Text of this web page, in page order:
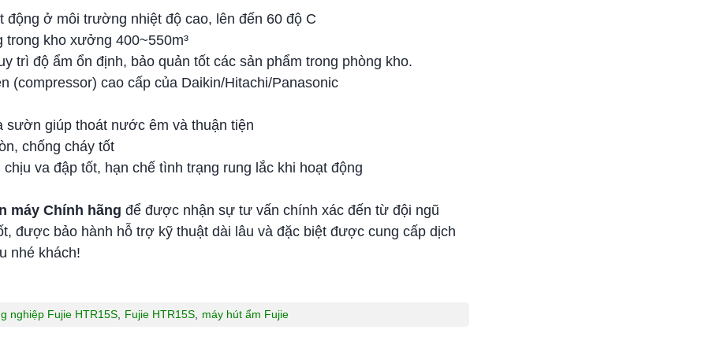
ở môi trường nhiệt độ cao, lên đến 60 độ C
kho xưởng 400~550m³
trì độ ẩm ổn định, bảo quản tốt các sản phẩm trong phòng kho.
(compressor) cao cấp của Daikin/Hitachi/Panasonic
giúp thoát nước êm và thuận tiện
chống cháy tốt
va đập tốt, hạn chế tình trạng rung lắc khi hoạt động
máy Chính hãng để được nhận sự tư vấn chính xác đến từ đội ngũ
được bảo hành hỗ trợ kỹ thuật dài lâu và đặc biệt được cung cấp dịch
nhé khách!
nghiệp Fujie HTR15S Fujie HTR15S máy hút ẩm Fujie